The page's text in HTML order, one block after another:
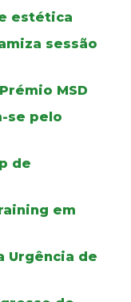
estética
sessão
MSD
se pelo
de
em
Urgência de